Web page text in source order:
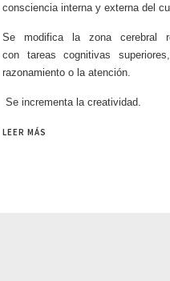
consciencia interna y externa del
Se modifica la zona cerebral
con tareas cognitivas
razonamiento o la atención.
Se incrementa la creatividad.
LEER MÁS